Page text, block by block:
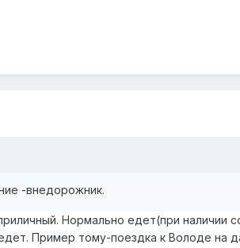
-внедорожник.
Нормально едет(при наличии
Пример тому-поездка к Володе на